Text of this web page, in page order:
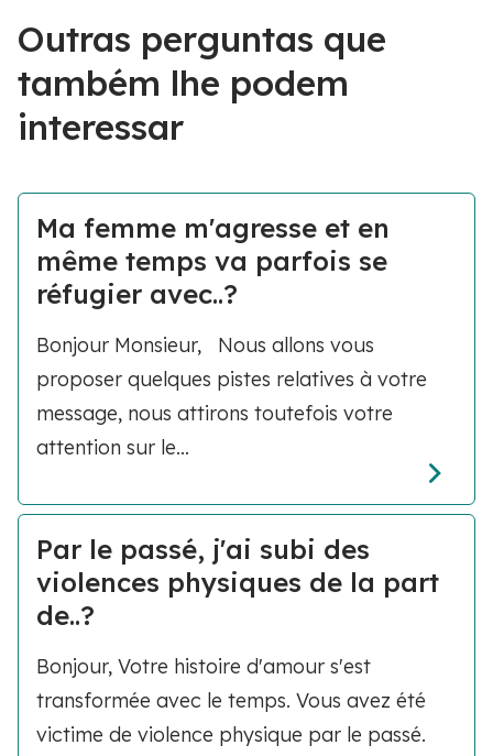
Outras perguntas que
também lhe podem
interessar
Ma femme m'agresse et en
même temps va parfois se
réfugier avec..?
Bonjour Monsieur, Nous allons vous
proposer quelques pistes relatives à votre
message, nous attirons toutefois votre
attention sur le...
Par le passé, j'ai subi des
violences physiques de la part
de..?
Bonjour, Votre histoire d'amour s'est
transformée avec le temps. Vous avez été
victime de violence physique par le passé.